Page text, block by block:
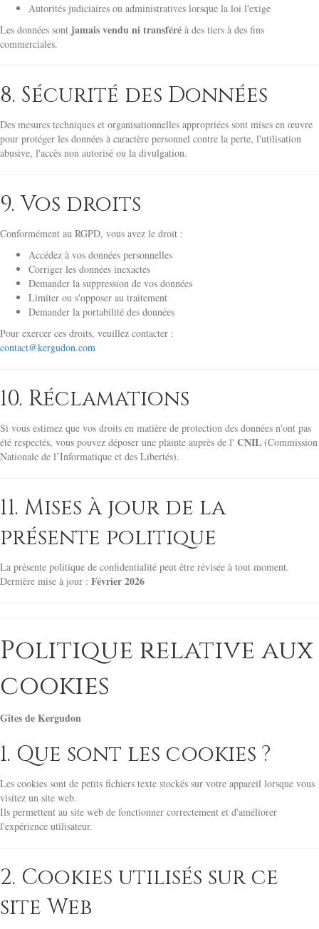
Autorités judiciaires ou administratives lorsque la loi l'exige
Les données sont jamais vendu ni transféré à des tiers à des fins
commerciales.
8. Sécurité des Données
Des mesures techniques et organisationnelles appropriées sont mises en œuvre
pour protéger les données à caractère personnel contre la perte, l'utilisation
abusive, l'accès non autorisé ou la divulgation.
9. Vos droits
Conformément au RGPD, vous avez le droit :
Accédez à vos données personnelles
Corriger les données inexactes
Demander la suppression de vos données
Limiter ou s'opposer au traitement
Demander la portabilité des données
Pour exercer ces droits, veuillez contacter :
contact@kergudon.com
10. Réclamations
Si vous estimez que vos droits en matière de protection des données n'ont pas
été respectés, vous pouvez déposer une plainte auprès de l' CNIL (Commission
Nationale de l’Informatique et des Libertés).
11. Mises à jour de la
présente politique
La présente politique de confidentialité peut être révisée à tout moment.
Dernière mise à jour : Février 2026
Politique relative aux
cookies
Gîtes de Kergudon
1. Que sont les cookies ?
Les cookies sont de petits fichiers texte stockés sur votre appareil lorsque vous
visitez un site web.
Ils permettent au site web de fonctionner correctement et d'améliorer
l'expérience utilisateur.
2. Cookies utilisés sur ce
site Web